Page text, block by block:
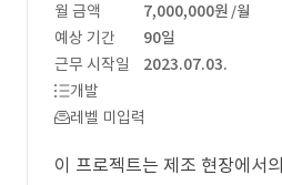
월 금액 7,000,000원 /월
예상 기간
90일
근무 시작일
2023.07.03.
개발
레벨 미입력
이 프로젝트는 제조 현장에서